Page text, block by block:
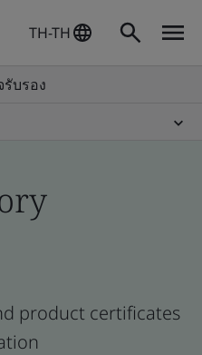
TH-TH
บรอง
product certificates